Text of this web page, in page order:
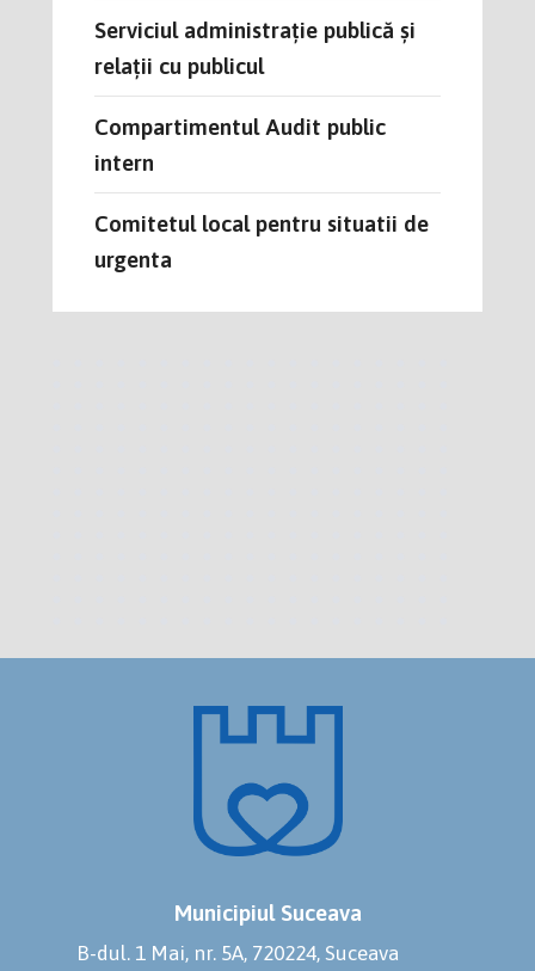
Serviciul administrație publică și
relații cu publicul
Compartimentul Audit public
intern
Comitetul local pentru situatii de
urgenta
Municipiul Suceava
B-dul. 1 Mai, nr. 5A, 720224, Suceava